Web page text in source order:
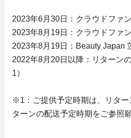
2023年6月30日：クラウドファ
2023年8月19日：クラウドファ
2023年8月19日：Beauty Japan
2022年8月20日以降：リターン
1）
※1：ご提供予定時期は、リター
ターンの配送予定時期をご参照